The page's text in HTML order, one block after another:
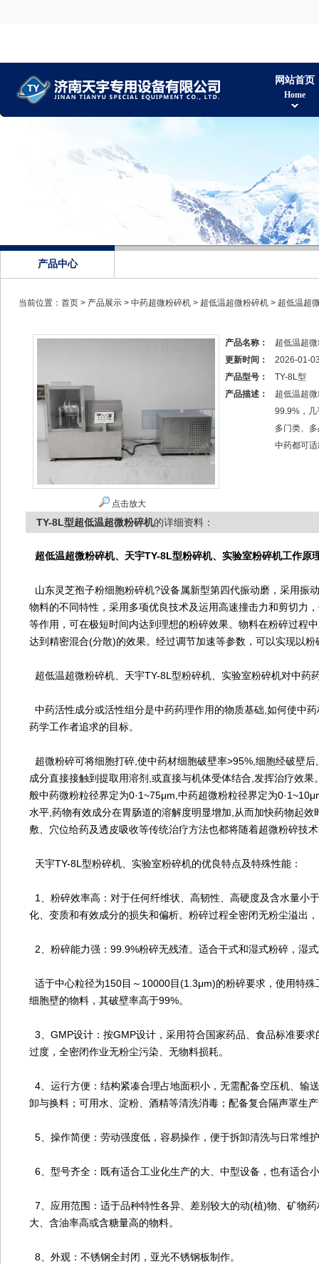
网站首页
Home
产品中心
当前位置： 首页 > 产品展示 > 中药超微粉碎机 > 超低温超微粉碎机 > 超低温超
点击放大
产品名称：
超低温超
更新时间：
2026-01-
产品型号：
TY-8L型
产品描述：
超低温超
99.9%，几
多门类、
中药都可
TY-8L型超低温超微粉碎机的详细资料：
超低温超微粉碎机、天宇TY-8L型粉碎机、实验室粉碎机工作原
山东灵芝孢子粉细胞粉碎机?设备属新型第四代振动磨，采用振
物料的不同特性，采用多项优良技术及运用高速撞击力和剪切力
等作用，可在极短时间内达到理想的粉碎效果。物料在粉碎过程
达到精密混合(分散)的效果。经过调节加速等参数，可以实现以
超低温超微粉碎机、天宇TY-8L型粉碎机、实验室粉碎机对中药
中药活性成分或活性组分是中药药理作用的物质基础,如何使中
药学工作者追求的目标。
超微粉碎可将细胞打碎,使中药材细胞破壁率>95%,细胞经破壁
成分直接接触到提取用溶剂,或直接与机体受体结合,发挥治疗效
般中药微粉粒径界定为0·1~75μm,中药超微粉粒径界定为
水平,药物有效成分在胃肠道的溶解度明显增加,从而加快药物起
敷、穴位给药及透皮吸收等传统治疗方法也都将随着超微粉碎技
天宇TY-8L型粉碎机、实验室粉碎机的优良特点及特殊性能：
1、粉碎效率高：对于任何纤维状、高韧性、高硬度及含水量小
化、变质和有效成分的损失和偏析。粉碎过程全密闭无粉尘溢出
2、粉碎能力强：99.9%粉碎无残渣。适合干式和湿式粉碎，湿
适于中心粒径为150目～10000目(1.3μm)的粉碎要求，使用特
细胞壁的物料，其破壁率高于99%。
3、GMP设计：按GMP设计，采用符合国家药品、食品标准要
过度，全密闭作业无粉尘污染、无物料损耗。
4、运行方便：结构紧凑合理占地面积小，无需配备空压机、输
卸与换料；可用水、淀粉、酒精等清洗消毒；配备复合隔声罩生
5、操作简便：劳动强度低，容易操作，便于拆卸清洗与日常维
6、型号齐全：既有适合工业化生产的大、中型设备，也有适合
7、应用范围：适于品种特性各异、差别较大的动(植)物、矿物
大、含油率高或含糖量高的物料。
8、外观：不锈钢全封闭，亚光不锈钢板制作。